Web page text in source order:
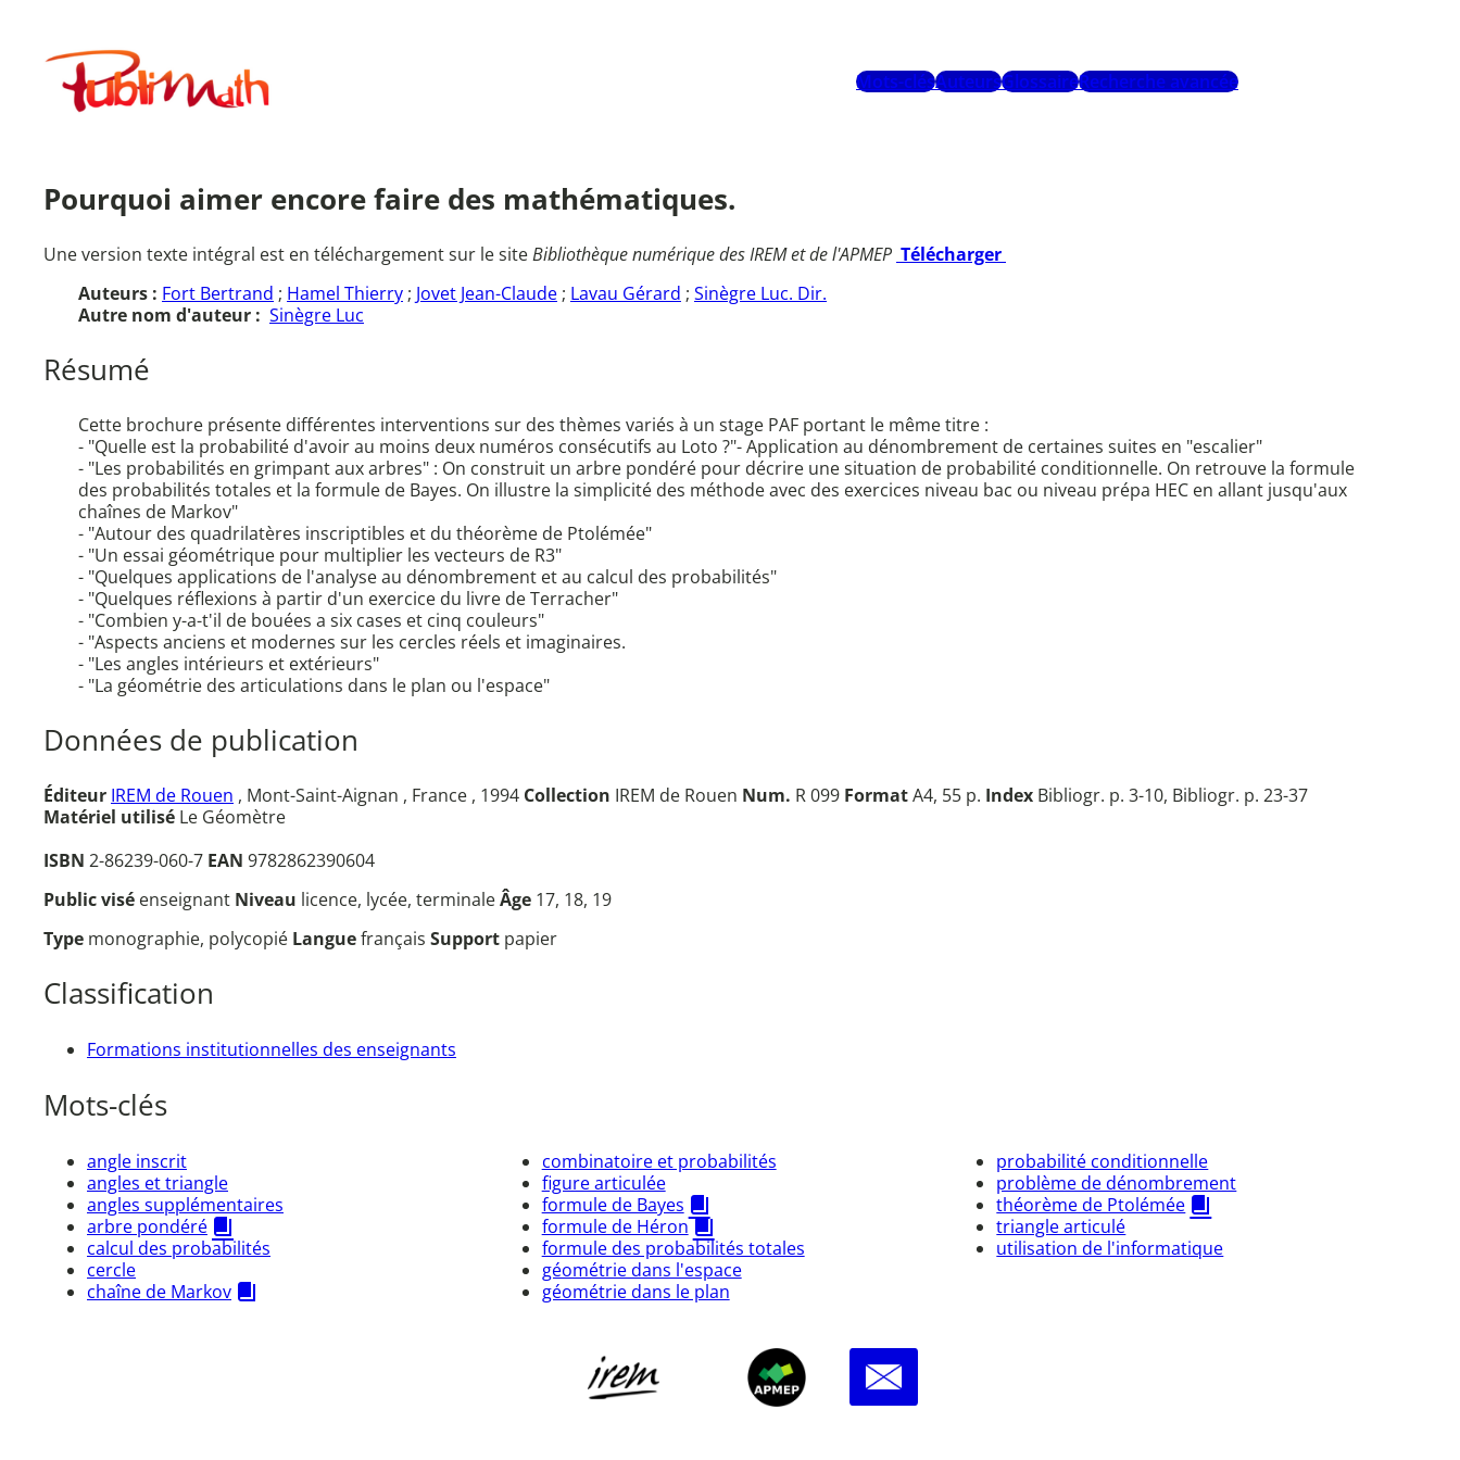
contenuPublimath
Mots-clésAuteursGlossaireRecherche avancée
Pourquoi aimer encore faire des mathématiques.
Une version texte intégral est en téléchargement sur le siteBibliothèque numérique des IREM et de l'APMEP Télécharger
Auteurs : Fort Bertrand ; Hamel Thierry ; Jovet Jean-Claude ; Lavau Gérard ; Sinègre Luc. Dir.
Autre nom d'auteur : Sinègre Luc
Résumé
Cette brochure présente différentes interventions sur des thèmes variés à un stage PAF portant le même titre :
- "Quelle est la probabilité d'avoir au moins deux numéros consécutifs au Loto ?"- Application au dénombrement de certaines suites en "escalier"
- "Les probabilités en grimpant aux arbres" : On construit un arbre pondéré pour décrire une situation de probabilité conditionnelle. On retrouve la formule
des probabilités totales et la formule de Bayes. On illustre la simplicité des méthode avec des exercices niveau bac ou niveau prépa HEC en allant jusqu'aux
chaînes de Markov"
- "Autour des quadrilatères inscriptibles et du théorème de Ptolémée"
- "Un essai géométrique pour multiplier les vecteurs de R3"
- "Quelques applications de l'analyse au dénombrement et au calcul des probabilités"
- "Quelques réflexions à partir d'un exercice du livre de Terracher"
- "Combien y-a-t'il de bouées a six cases et cinq couleurs"
- "Aspects anciens et modernes sur les cercles réels et imaginaires.
- "Les angles intérieurs et extérieurs"
- "La géométrie des articulations dans le plan ou l'espace"
Données de publication
Éditeur IREM de Rouen , Mont-Saint-Aignan , France , 1994 Collection IREM de Rouen Num. R 099 FormatA4, 55 p. Index Bibliogr. p. 3-10, Bibliogr. p. 23-37
Matériel utilisé Le Géomètre
ISBN 2-86239-060-7 EAN 9782862390604
Public visé enseignant Niveau licence, lycée, terminaleÂge 17, 18, 19
Type monographie, polycopié Languefrançais Support papier
Classification
Formations institutionnelles des enseignants
Mots-clés
angle inscrit
angles et triangle
angles supplémentaires
arbre pondéré
calcul des probabilités
cercle
chaîne de Markov
combinatoire et probabilités
figure articulée
formule de Bayes
formule de Héron
formule des probabilités totales
géométrie dans l'espace
géométrie dans le plan
probabilité conditionnelle
problème de dénombrement
théorème de Ptolémée
triangle articulé
utilisation de l'informatique